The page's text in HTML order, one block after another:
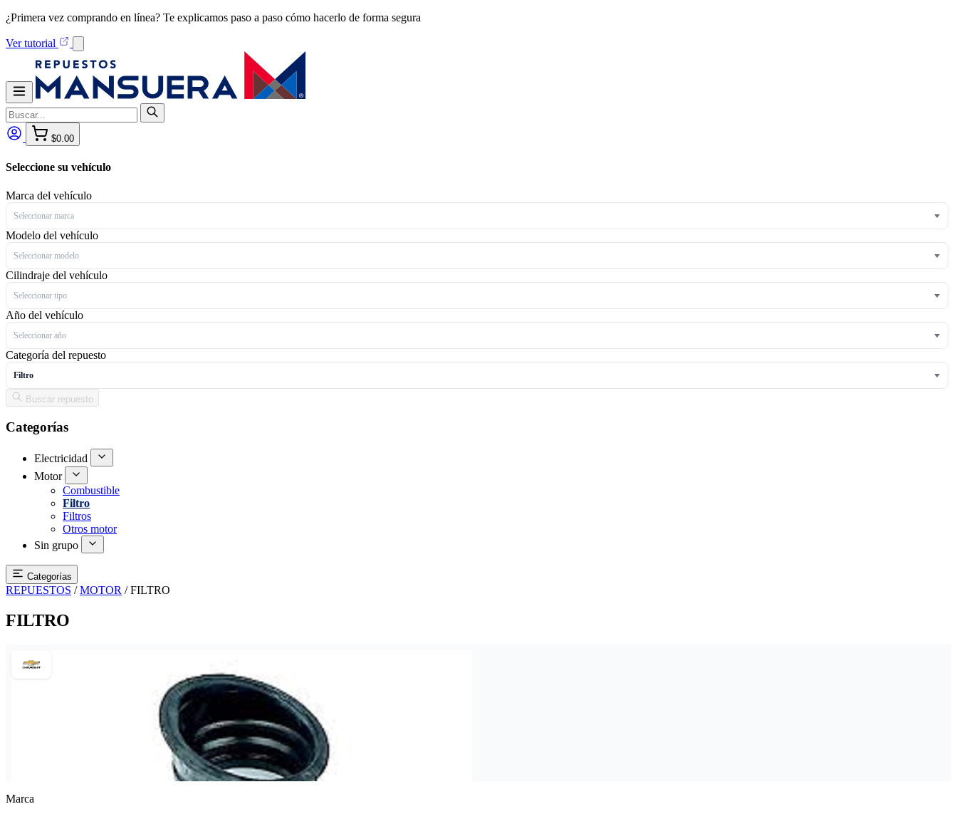
¿Primera vez comprando en línea? Te explicamos paso a paso cómo hacerlo de forma segura
Ver tutorial
$0.00
Seleccione su vehículo
Marca del vehículo
Seleccionar marca
Modelo del vehículo
Seleccionar modelo
Cilindraje del vehículo
Seleccionar tipo
Año del vehículo
Seleccionar año
Categoría del repuesto
Filtro
Buscar repuesto
Categorías
Electricidad
Motor
Combustible
Filtro
Filtros
Otros motor
Sin grupo
Categorías
REPUESTOS / MOTOR / FILTRO
FILTRO
Marca